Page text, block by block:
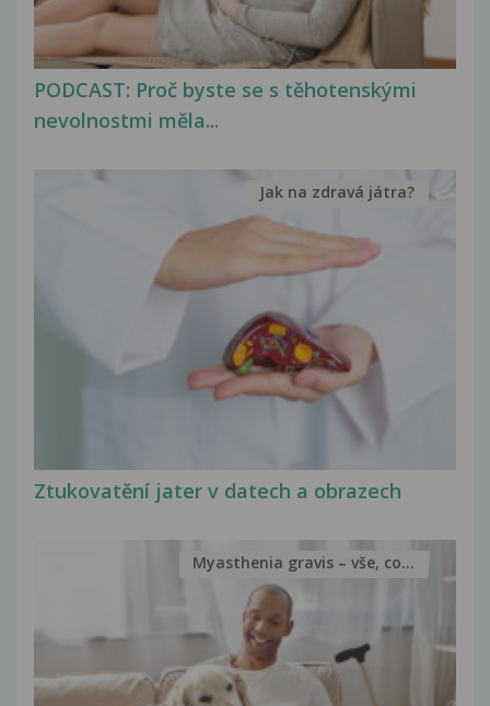
PODCAST: Proč byste se s těhotenskými
nevolnostmi měla...
Ztukovatění jater v datech a obrazech
Jak na zdravá játra?
Myasthenia gravis – vše, co...